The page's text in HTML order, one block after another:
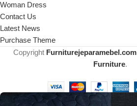
Woman Dress
Contact Us
Latest News
Purchase Theme
Copyright Furniturejeparamebel.com
Furniture.